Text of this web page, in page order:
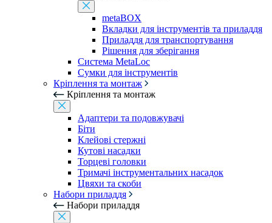
metaBOX
Вкладки для інструментів та приладдя
Приладдя для транспортування
Рішення для зберігання
Система MetaLoc
Сумки для інструментів
Кріплення та монтаж
Кріплення та монтаж
Адаптери та подовжувачі
Біти
Клейові стержні
Кутові насадки
Торцеві головки
Тримачі інструментальних насадок
Цвяхи та скоби
Набори приладдя
Набори приладдя